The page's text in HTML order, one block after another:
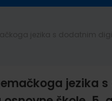
jezika